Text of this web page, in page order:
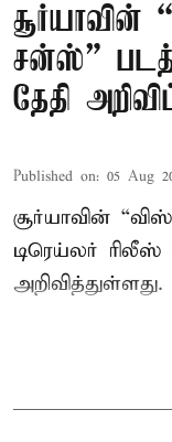
சன்ஸ்”
தேதி
Published on: 05 Aug
சூர்யாவின்
டிரெய்லர் ரிலீஸ்
அறிவித்துள்ளது.